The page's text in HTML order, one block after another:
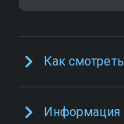
Как смотреть
Информация